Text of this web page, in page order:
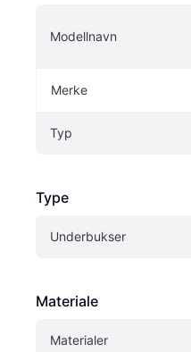
Modellnavn
Merke
Typ
Type
Underbukser
Materiale
Materialer